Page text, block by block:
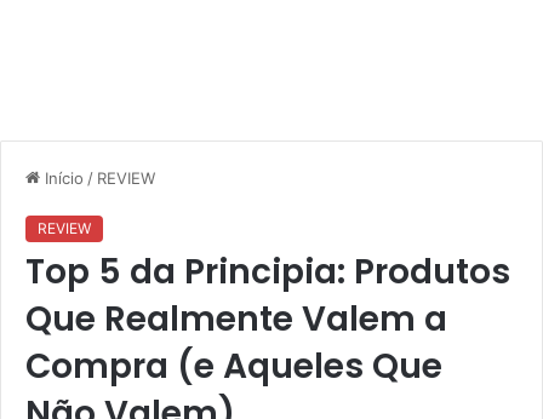
Início / REVIEW
REVIEW
Top 5 da Principia: Produtos
Que Realmente Valem a
Compra (e Aqueles Que